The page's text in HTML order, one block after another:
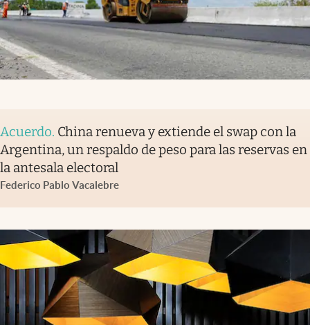
Acuerdo. China renueva y extiende el swap con la
Argentina, un respaldo de peso para las reservas en
la antesala electoral
Federico Pablo Vacalebre